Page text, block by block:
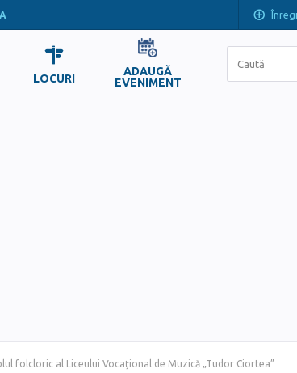
LOCURI
ADAUGĂ
EVENIMENT
folcloric al Liceului Vocațional de Muzică „Tudor Ciortea”